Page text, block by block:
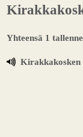
Yhteensä 1
Kirakkakosken